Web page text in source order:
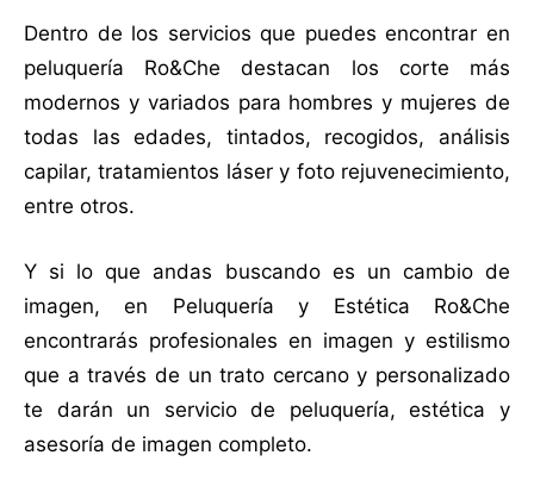
Dentro de los servicios que puedes encontrar en
peluquería Ro&Che destacan los corte más
modernos y variados para hombres y mujeres de
todas las edades, tintados, recogidos, análisis
capilar, tratamientos láser y foto rejuvenecimiento,
entre otros.
Y si lo que andas buscando es un cambio de
imagen, en Peluquería y Estética Ro&Che
encontrarás profesionales en imagen y estilismo
que a través de un trato cercano y personalizado
te darán un servicio de peluquería, estética y
asesoría de imagen completo.